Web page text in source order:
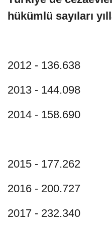
hükümlü sayıları
2012 - 136.638
2013 - 144.098
2014 - 158.690
2015 - 177.262
2016 - 200.727
2017 - 232.340